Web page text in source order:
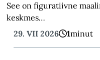
See on figuratiivne
keskmes…
29. VII 2026
1minut